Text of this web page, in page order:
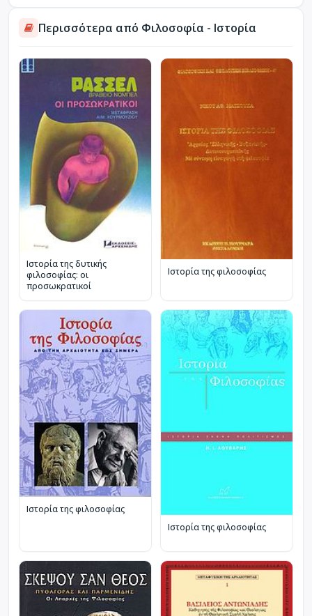
Περισσότερα από Φιλοσοφία - Ιστορία
Ιστορία της δυτικής
φιλοσοφίας: οι
προσωκρατικοί
Ιστορία της φιλοσοφίας
Ιστορία της φιλοσοφίας
Ιστορία της φιλοσοφίας